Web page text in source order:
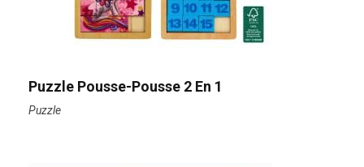
Puzzle Pousse-Pousse 2 En 1
Puzzle